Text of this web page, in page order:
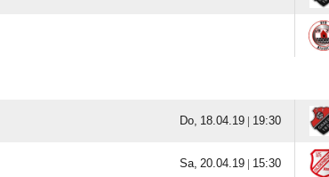
  | 
  | 